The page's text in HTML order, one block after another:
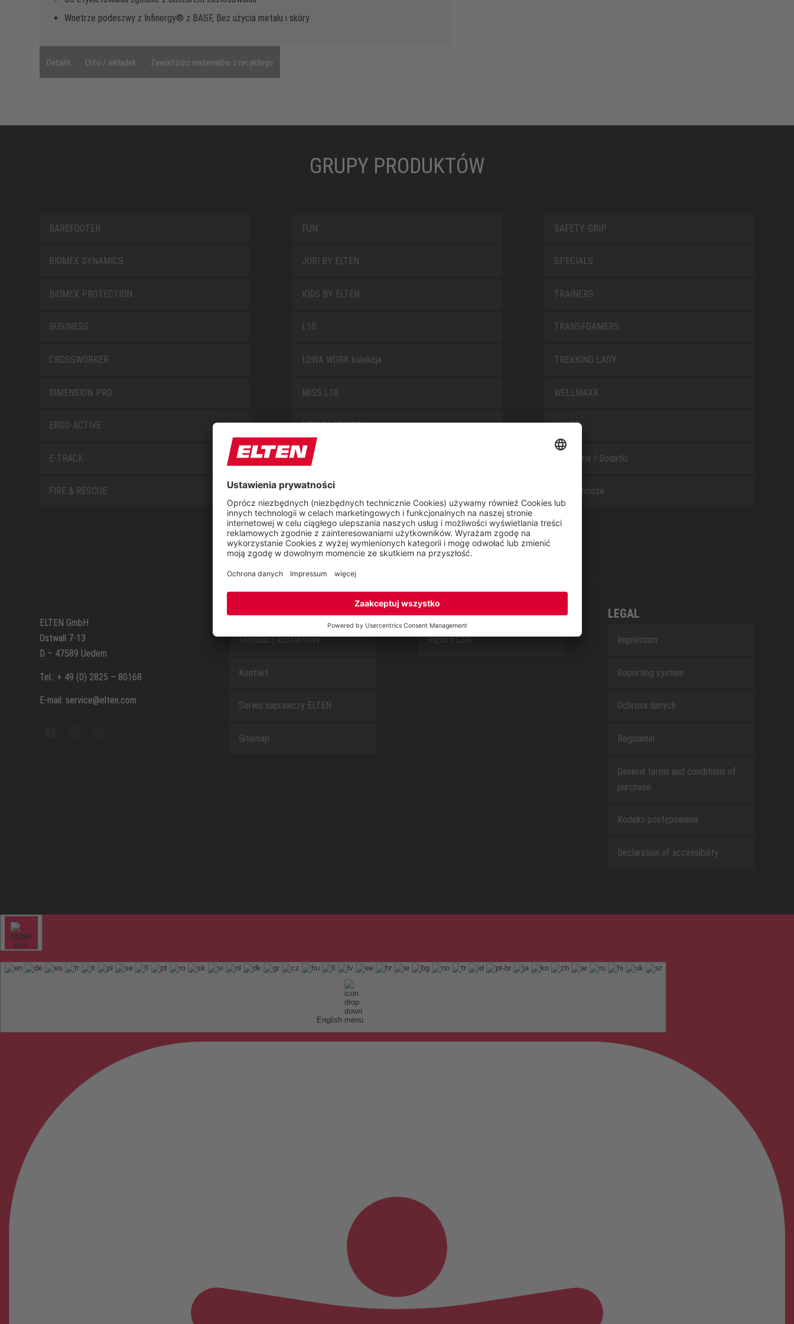
Wnetrze podeszwy z Infinergy® z BASF, Bez użycia metalu i skóry
Details Orto / wkładek Zawartości materiałów z recyklingu
GRUPY PRODUKTÓW
BAREFOOTER
BIOMEX DYNAMICS
BIOMEX PROTECTION
BUSINESS
CROSSWORKER
DIMENSION PRO
ERGO-ACTIVE
E-TRACK
FIRE & RESCUE
FUN
JORI BY ELTEN
KIDS BY ELTEN
L10
LOWA WORK kolekcja
MISS L10
NEW CLASSICS
NOVA
RETRO
SAFEGUARD
SAFETY-GRIP
SPECIALS
TRAINERS
TRANSFOAMERS
TREKKING LADY
WELLMAXX
WHITE
Akcesoria / Dodatki
Buty robocze
ELTEN GmbH
Ostwall 7-13
D – 47589 Uedem
Tel.: + 49 (0) 2825 – 80168
E-mail: service@elten.com
SERWIS
Formularz kontaktowy
Kontakt
Serwis naprawczy ELTEN
Sitemap
O NAS
Raport CSR
LEGAL
Impressum
Reporting system
Ochrona danych
Regulamin
General terms and conditions of
purchase
Kodeks postępowania
Declaration of accessibility
English